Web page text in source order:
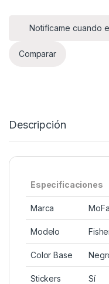
Notifícame cuando
Comparar
Descripción
Especificaciones
Marca
Modelo
Color Base
Stickers Sí